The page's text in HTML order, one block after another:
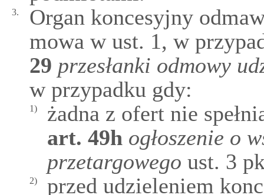
3.
Organ koncesyjny
mowa w ust. 1, w
29 przesłanki odmowy
w przypadku gdy:
1)
żadna z ofert nie
art. 49h ogłoszenie o
przetargowego ust. 3
2)
przed udzieleniem